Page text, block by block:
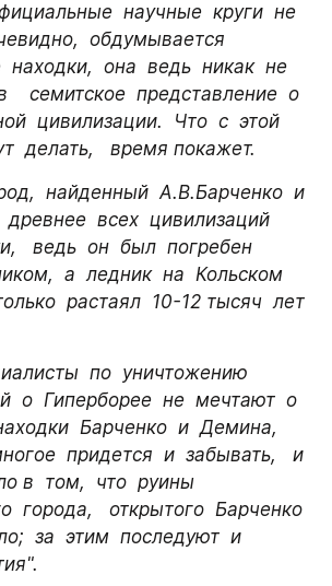
научные  круги  не
обдумывается
она  ведь  никак  не
семитское  представление  о
цивилизации.  Что  с  этой
делать,   время покажет.
найденный  А.В.Барченко  и
всех  цивилизаций
ведь  он  был  погребен
а  ледник  на  Кольском
растаял  10-12 тысяч  лет
по  уничтожению
о  Гиперборее  не  мечтают  о
Барченко  и  Демина,
придется  и  забывать,   и
в  том,  что  руины
города,   открытого  Барченко
за  этим  последуют  и